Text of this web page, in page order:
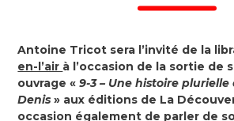
Antoine Tricot sera l’invité de la
en-l’air à l’occasion de la sortie de
ouvrage «9-3 – Une histoire
Denis » aux éditions de La
occasion également de parler de